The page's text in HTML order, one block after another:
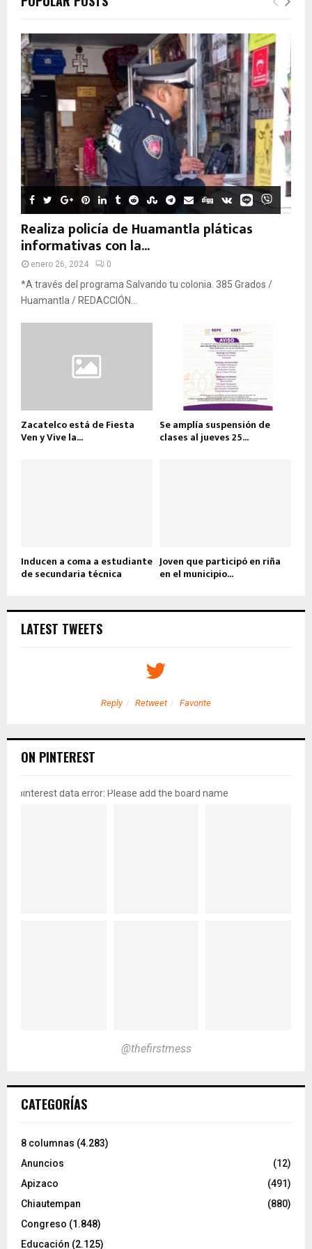
Realiza policía de Huamantla pláticas
informativas con la...
enero 26, 2024 0
*A través del programa Salvando tu colonia. 385 Grados /
Huamantla / REDACCIÓN...
Zacatelco está de Fiesta
Ven y Vive la...
Se amplía suspensión de
clases al jueves 25...
Inducen a coma a estudiante
de secundaria técnica
Joven que participó en riña
en el municipio...
LATEST TWEETS
Reply Retweet Favorite
ON PINTEREST
pinterest data error: Please add the board name
@thefirstmess
CATEGORÍAS
8 columnas (4.283)
Anuncios
(12)
Apizaco
(491)
Chiautempan
(880)
Congreso (1.848)
Educación (2.125)